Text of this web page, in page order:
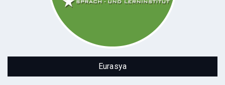
Eurasya
Eurasya Sprach- und Lerninstitut
Eurasya